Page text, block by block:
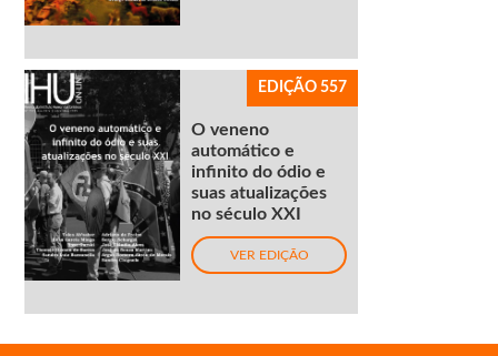
EDIÇÃO 557
O veneno
automático e
infinito do ódio e
suas atualizações
no século XXI
VER EDIÇÃO